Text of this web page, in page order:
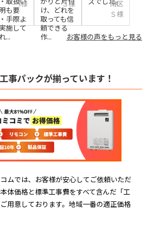
も要
手際よ
施して
...
I様
け、どれを
取っても信
頼できる
作...
Ｓ様
南区
Ｓ様
お客様の声をもっと見る
事パックが揃っています！
ムでは、お客様が安心してご依頼いただ
体価格と標準工事費をすべて含んだ「工
用意しております。地域一番の適正価格